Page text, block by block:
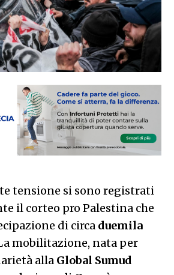
tensione si sono registrati
il corteo pro Palestina che
di circa duemila
mobilitazione, nata per
alla Global Sumud